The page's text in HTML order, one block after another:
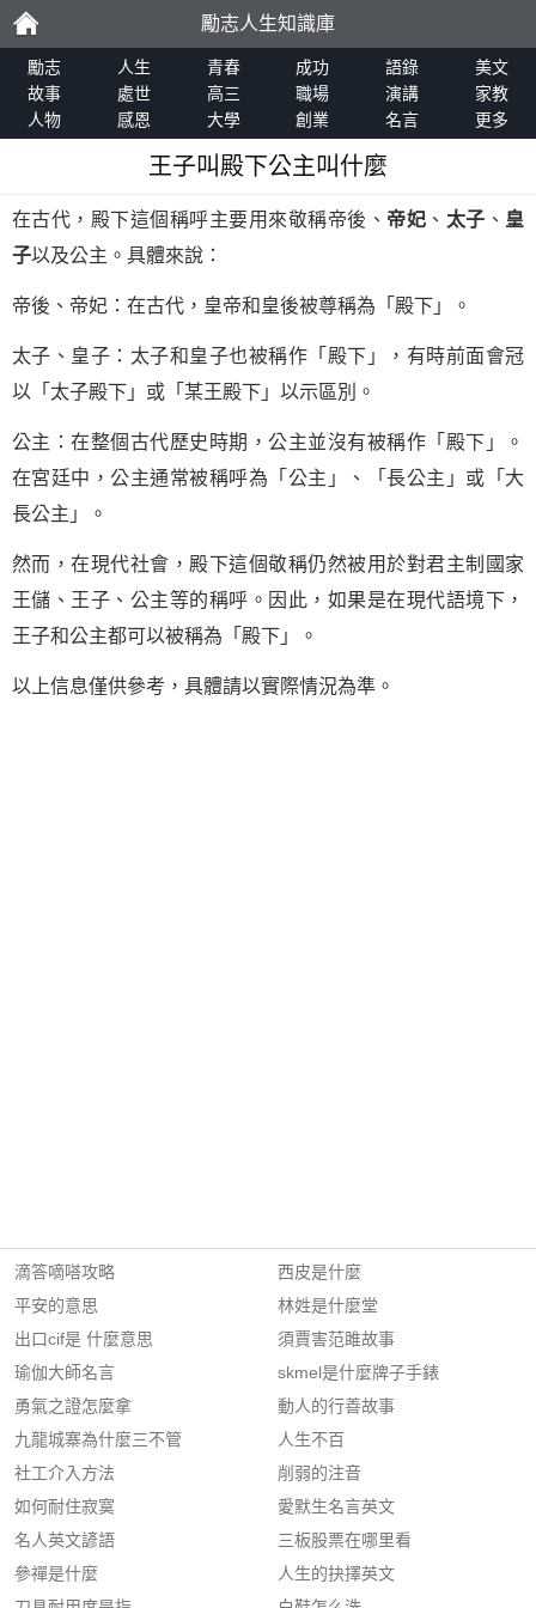
勵
志
勵志人生知識庫
勵志 人生 青春 成功 語錄
美文
故事
處世 高三 職場 演講
家教
人物
感恩 大學 創業 名言 更多
王子叫殿下公主叫什麼
在古代，殿下這個稱呼主要用來敬稱帝後、 帝妃 、 太子 、 皇
子以及公主。具體來說：
帝後、帝妃：在古代，皇帝和皇後被尊稱為「殿下」。
太子、皇子：太子和皇子也被稱作「殿下」，有時前面會冠
以「太子殿下」或「某王殿下」以示區別。
公主：在整個古代歷史時期，公主並沒有被稱作「殿下」。
在宮廷中，公主通常被稱呼為「公主」、「長公主」或「大
長公主」。
然而，在現代社會，殿下這個敬稱仍然被用於對君主制國家
王儲、王子、公主等的稱呼。因此，如果是在現代語境下，
王子和公主都可以被稱為「殿下」。
以上信息僅供參考，具體請以實際情況為準。
滴答嘀嗒攻略
平安的意思
出口cif是 什麼意思
瑜伽大師名言
勇氣之證怎麼拿
九龍城寨為什麼三不管
社工介入方法
如何耐住寂寞
名人英文諺語
參禪是什麼
西皮是什麼
林姓是什麼堂
須賈害范雎故事
skmel是什麼牌子手錶
動人的行善故事
人生不百
削弱的注音
愛默生名言英文
三板股票在哪里看
人生的抉擇英文